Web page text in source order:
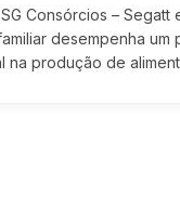
Consórcios – Segatt
desempenha um
na produção de